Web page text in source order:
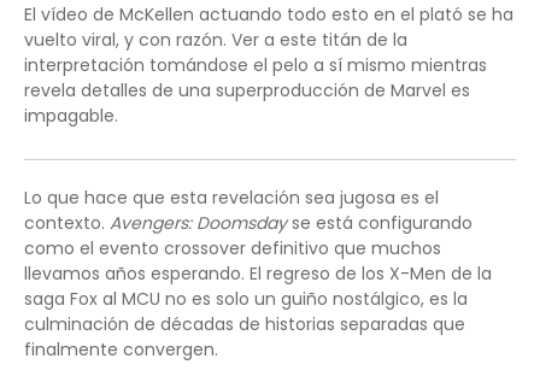
El vídeo de McKellen actuando todo esto en el plató se ha
vuelto viral, y con razón. Ver a este titán de la
interpretación tomándose el pelo a sí mismo mientras
revela detalles de una superproducción de Marvel es
impagable.
Lo que hace que esta revelación sea jugosa es el
contexto. Avengers: Doomsdayse está configurando
como el evento crossover definitivo que muchos
llevamos años esperando. El regreso de los X-Men de la
saga Fox al MCU no es solo un guiño nostálgico, es la
culminación de décadas de historias separadas que
finalmente convergen.